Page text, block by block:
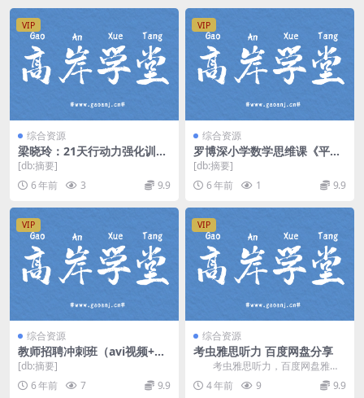
VIP
综合资源
梁晓玲：21天行动力强化训练
营 MP3 百度网盘下载
[db:摘要]
6 年前
3 9.9
VIP
综合资源
罗博深小学数学思维课《平面
几何基础》（高清视频）百度
网盘
[db:摘要]
6 年前
1 9.9
VIP
综合资源
教师招聘冲刺班（avi视频+pd
f讲义）百度网盘
[db:摘要]
6 年前
7 9.9
VIP
综合资源
考虫雅思听力 百度网盘分享
考虫雅思听力，百度网盘雅思
英语课程1.83G高清视频。 资
源目录 听力1...
4 年前 9 9.9